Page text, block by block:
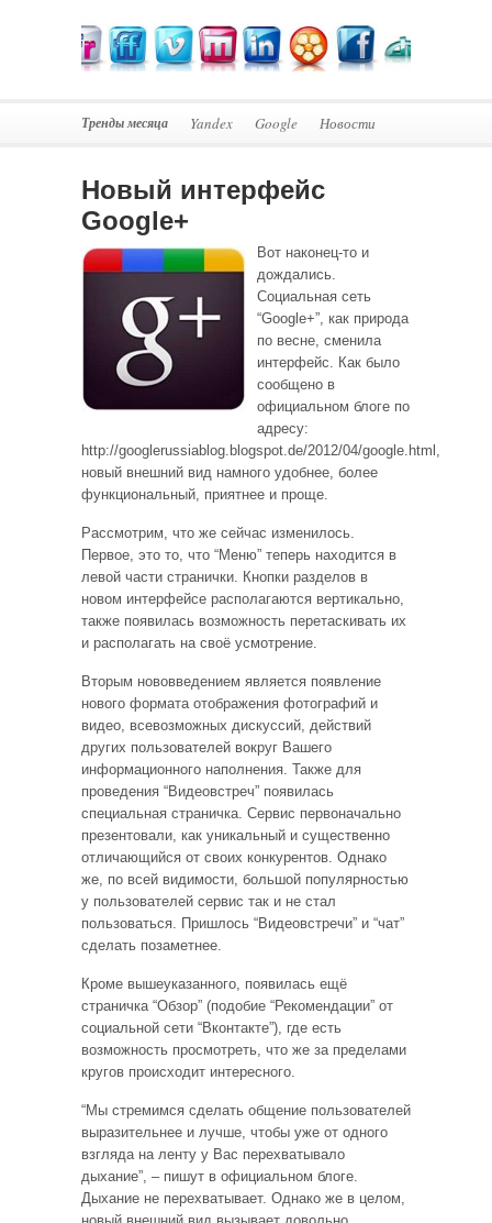
Тренды месяца Yandex Google Новости
Новый интерфейс
Google+
Вот наконец-то и
дождались.
Социальная сеть
“Google+”, как природа
по весне, сменила
интерфейс. Как было
сообщено в
официальном блоге по
адресу:
http://googlerussiablog.blogspot.de/2012/04/google.html,
новый внешний вид намного удобнее, более
функциональный, приятнее и проще.
Рассмотрим, что же сейчас изменилось.
Первое, это то, что “Меню” теперь находится в
левой части странички. Кнопки разделов в
новом интерфейсе располагаются вертикально,
также появилась возможность перетаскивать их
и располагать на своё усмотрение.
Вторым нововведением является появление
нового формата отображения фотографий и
видео, всевозможных дискуссий, действий
других пользователей вокруг Вашего
информационного наполнения. Также для
проведения “Видеовстреч” появилась
специальная страничка. Сервис первоначально
презентовали, как уникальный и существенно
отличающийся от своих конкурентов. Однако
же, по всей видимости, большой популярностью
у пользователей сервис так и не стал
пользоваться. Пришлось “Видеовстречи” и “чат”
сделать позаметнее.
Кроме вышеуказанного, появилась ещё
страничка “Обзор” (подобие “Рекомендации” от
социальной сети “Вконтакте”), где есть
возможность просмотреть, что же за пределами
кругов происходит интересного.
“Мы стремимся сделать общение пользователей
выразительнее и лучше, чтобы уже от одного
взгляда на ленту у Вас перехватывало
дыхание”, – пишут в официальном блоге.
Дыхание не перехватывает. Однако же в целом,